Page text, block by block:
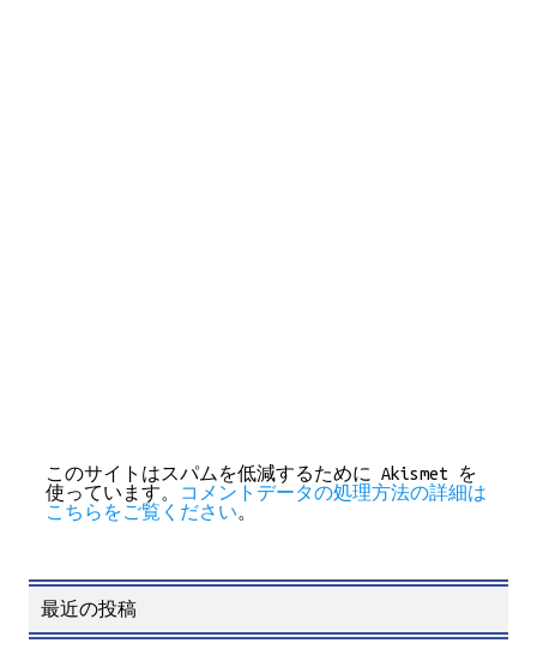
このサイトはスパムを低減するために Akismet を
使っています。
コメントデータの処理方法の詳細は
こちらをご覧ください。
最近の投稿